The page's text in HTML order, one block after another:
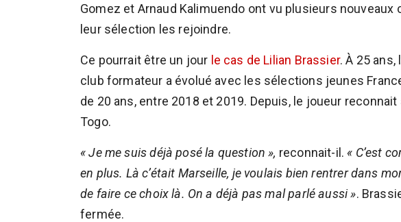
Gomez et Arnaud Kalimuendo ont vu plusieurs
leur sélection les rejoindre.
Ce pourrait être un jour le cas de Lilian Brassier. À 25
club formateur a évolué avec les sélections jeunes
de 20 ans, entre 2018 et 2019. Depuis, le joueur reconnait
Togo.
« Je me suis déjà posé la question », reconnait-il. « C’est
en plus. Là c’était Marseille, je voulais bien rentrer dans
de faire ce choix là. On a déjà pas mal parlé aussi ».
fermée.